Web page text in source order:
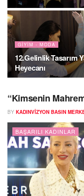
GIYIM - MODA
12.Gelinlik Tasarım
Heyecanı
“Kimsenin
BY KADINVIZYON BASIN
BAŞARILI KADINLAR